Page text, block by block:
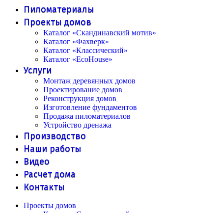
Пиломатериалы
Проекты домов
Каталог «Скандинавский мотив»
Каталог «Фахверк»
Каталог «Классический»
Каталог «EcoHouse»
Услуги
Монтаж деревянных домов
Проектирование домов
Реконструкция домов
Изготовление фундаментов
Продажа пиломатериалов
Устройство дренажа
Производство
Наши работы
Видео
Расчет дома
Контакты
Проекты домов